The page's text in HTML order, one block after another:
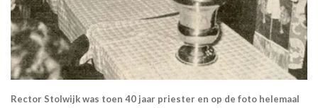
Rector Stolwijk was toen 40 jaar priester en op de foto helemaal